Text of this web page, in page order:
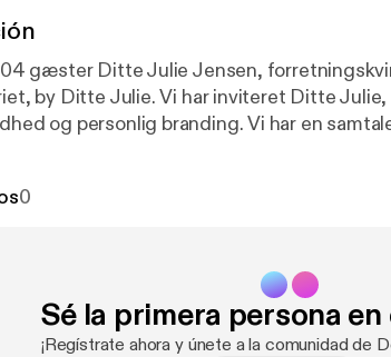
gæster Ditte Julie Jensen,
by Ditte Julie. Vi har inviteret Ditte
og personlig branding. Vi har en
0
Sé la primera persona
¡Regístrate ahora y únete a la comunidad de